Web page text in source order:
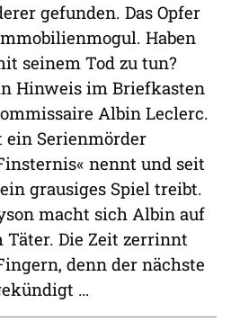
gefunden. Das Opfer
Haben
seinem Tod zu tun?
Hinweis im Briefkasten
Albin Leclerc.
Serienmörder
nennt und seit
grausiges Spiel treibt.
macht sich Albin auf
Täter. Die Zeit zerrinnt
denn der nächste
…